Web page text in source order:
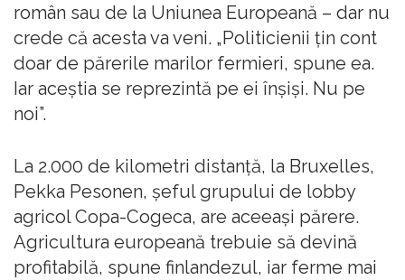
român sau de la Uniunea Europeană – dar nu
crede că acesta va veni. „Politicienii țin cont
doar de părerile marilor fermieri, spune ea.
Iar aceștia se reprezintă pe ei înșiși. Nu pe
noi”.
La 2.000 de kilometri distanță, la Bruxelles,
Pekka Pesonen, șeful grupului de lobby
agricol Copa-Cogeca, are aceeași părere.
Agricultura europeană trebuie să devină
profitabilă, spune finlandezul, iar ferme mai